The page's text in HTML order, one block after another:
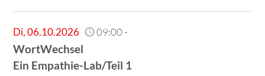
Di,06.10.2026 09:00-
WortWechsel
Ein Empathie-Lab/Teil 1